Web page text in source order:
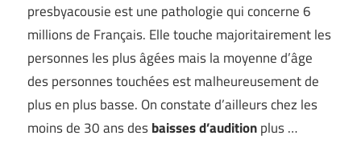
presbyacousie est une pathologie qui concerne 6
millions de Français. Elle touche majoritairement les
personnes les plus âgées mais la moyenne d’âge
des personnes touchées est malheureusement de
plus en plus basse. On constate d’ailleurs chez les
moins de 30 ans desbaisses d’auditionplus …